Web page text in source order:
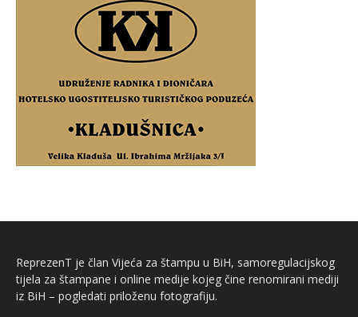
ReprezenT je član Vijeća za štampu u BiH, samoregulacijskog
tijela za štampane i online medije kojeg čine renomirani mediji
iz BiH – pogledati priloženu fotografiju.